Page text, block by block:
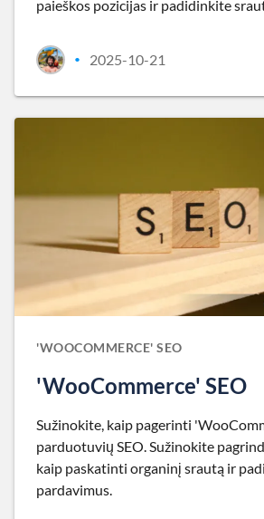
paieškos pozicijas ir padidinkite
• 2025-10-21
'WOOCOMMERCE' SEO
'WooCommerce' SEO
Sužinokite, kaip pagerinti
parduotuvių SEO. Sužinokite
kaip paskatinti organinį srautą ir
pardavimus.